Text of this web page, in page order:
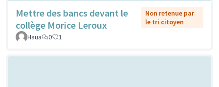
Mettre des bancs devant le
collège Morice Leroux
Non retenue par
le tri citoyen
Haua
0 1